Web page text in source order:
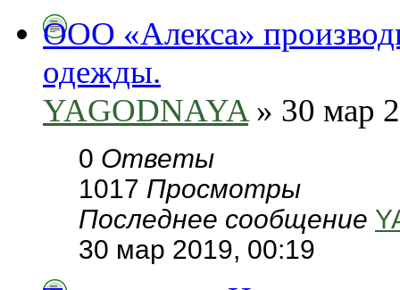
ООО «Алекса»
одежды.
YAGODNAYA» 30 мар
0 Ответы
1017 Просмотры
Последнее сообщение
30 мар 2019, 00:19